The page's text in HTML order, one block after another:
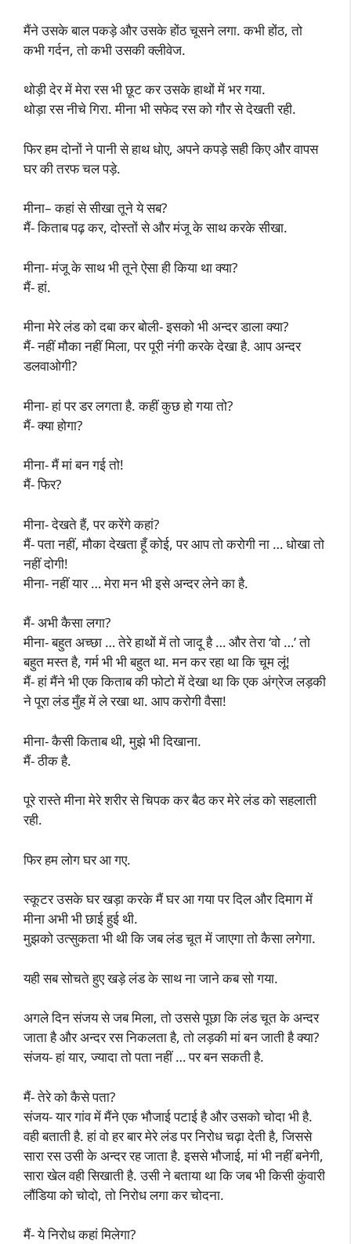
मैंने उसके बाल पकड़े और उसके होंठ चूसने लगा. कभी होंठ, तो
कभी गर्दन, तो कभी उसकी क्लीवेज.
थोड़ी देर में मेरा रस भी छूट कर उसके हाथों में भर गया.
थोड़ा रस नीचे गिरा. मीना भी सफेद रस को गौर से देखती रही.
फिर हम दोनों ने पानी से हाथ धोए, अपने कपड़े सही किए और वापस
घर की तरफ चल पड़े.
मीना– कहां से सीखा तूने ये सब?
मैं- किताब पढ़ कर, दोस्तों से और मंजू के साथ करके सीखा.
मीना- मंजू के साथ भी तूने ऐसा ही किया था क्या?
मैं- हां.
मीना मेरे लंड को दबा कर बोली- इसको भी अन्दर डाला क्या?
मैं- नहीं मौका नहीं मिला, पर पूरी नंगी करके देखा है. आप अन्दर
डलवाओगी?
मीना- हां पर डर लगता है. कहीं कुछ हो गया तो?
मैं- क्या होगा?
मीना- मैं मां बन गई तो!
मैं- फिर?
मीना- देखते हैं, पर करेंगे कहां?
मैं- पता नहीं, मौका देखता हूँ कोई, पर आप तो करोगी ना … धोखा तो
नहीं दोगी!
मीना- नहीं यार … मेरा मन भी इसे अन्दर लेने का है.
मैं- अभी कैसा लगा?
मीना- बहुत अच्छा … तेरे हाथों में तो जादू है … और तेरा ‘वो …’ तो
बहुत मस्त है, गर्म भी भी बहुत था. मन कर रहा था कि चूम लूं!
मैं- हां मैंने भी एक किताब की फोटो में देखा था कि एक अंग्रेज लड़की
ने पूरा लंड मुँह में ले रखा था. आप करोगी वैसा!
मीना- कैसी किताब थी, मुझे भी दिखाना.
मैं- ठीक है.
पूरे रास्ते मीना मेरे शरीर से चिपक कर बैठ कर मेरे लंड को सहलाती
रही.
फिर हम लोग घर आ गए.
स्कूटर उसके घर खड़ा करके मैं घर आ गया पर दिल और दिमाग में
मीना अभी भी छाई हुई थी.
मुझको उत्सुकता भी थी कि जब लंड चूत में जाएगा तो कैसा लगेगा.
यही सब सोचते हुए खड़े लंड के साथ ना जाने कब सो गया.
अगले दिन संजय से जब मिला, तो उससे पूछा कि लंड चूत के अन्दर
जाता है और अन्दर रस निकलता है, तो लड़की मां बन जाती है क्या?
संजय- हां यार, ज्यादा तो पता नहीं … पर बन सकती है.
मैं- तेरे को कैसे पता?
संजय- यार गांव में मैंने एक भौजाई पटाई है और उसको चोदा भी है.
वही बताती है. हां वो हर बार मेरे लंड पर निरोध चढ़ा देती है, जिससे
सारा रस उसी के अन्दर रह जाता है. इससे भौजाई, मां भी नहीं बनेगी,
सारा खेल वही सिखाती है. उसी ने बताया था कि जब भी किसी कुंवारी
लौंडिया को चोदो, तो निरोध लगा कर चोदना.
मैं- ये निरोध कहां मिलेगा?